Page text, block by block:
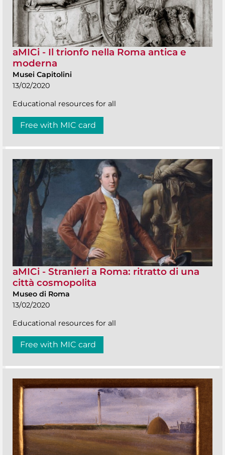
aMICi - Il trionfo nella Roma antica e
moderna
Musei Capitolini
13/02/2020
Educational resources for all
Free with MIC card
aMICi - Stranieri a Roma: ritratto di una
città cosmopolita
Museo di Roma
13/02/2020
Educational resources for all
Free with MIC card